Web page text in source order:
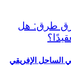
الساحل الإفريقي